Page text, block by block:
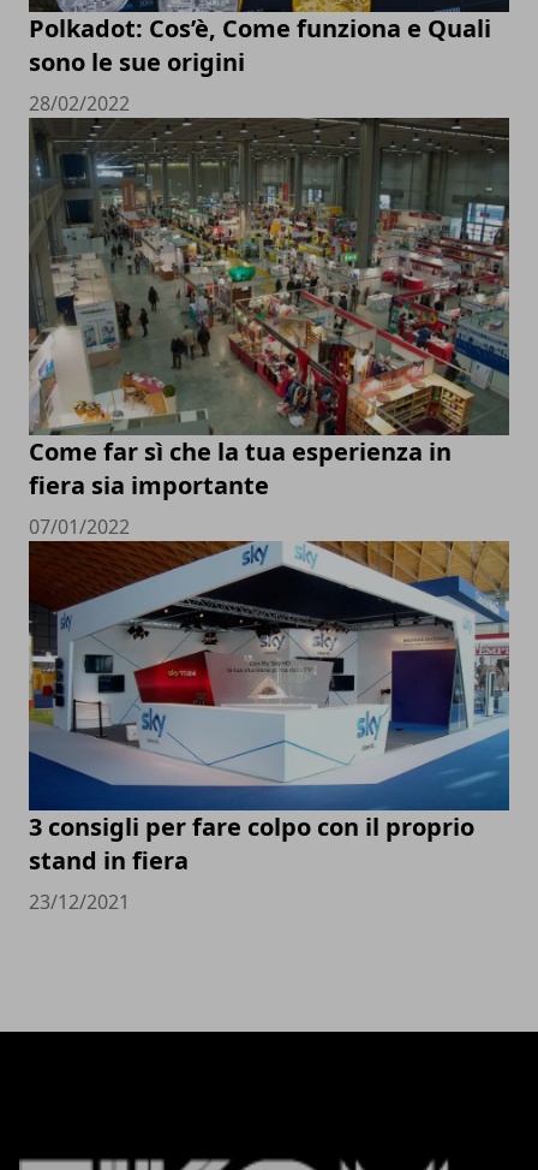
Polkadot: Cos’è, Come funziona e Quali
sono le sue origini
28/02/2022
Come far sì che la tua esperienza in
fiera sia importante
07/01/2022
3 consigli per fare colpo con il proprio
stand in fiera
23/12/2021